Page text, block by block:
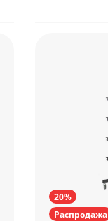
20%
Распродажа